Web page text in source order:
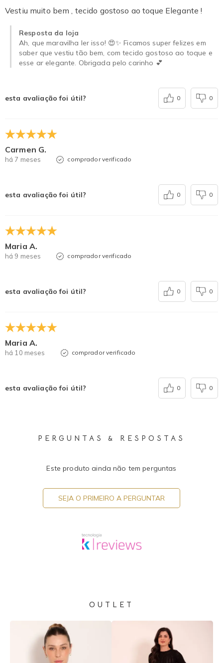
Vestiu muito bem , tecido gostoso ao toque Elegante !
Resposta da loja
Ah, que maravilha ler isso! 😍✨ Ficamos super felizes em
saber que vestiu tão bem, com tecido gostoso ao toque e
esse ar elegante. Obrigada pelo carinho 💕
esta avaliação foi útil? 0 0
Carmen G.
há 7 meses comprador verificado
esta avaliação foi útil? 0 0
Maria A.
há 9 meses comprador verificado
esta avaliação foi útil? 0 0
Maria A.
há 10 meses comprador verificado
esta avaliação foi útil? 0 0
PERGUNTAS & RESPOSTAS
Este produto ainda não tem perguntas
SEJA O PRIMEIRO A PERGUNTAR
OUTLET